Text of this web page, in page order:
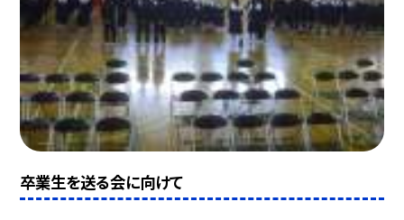
卒業生を送る会に向けて